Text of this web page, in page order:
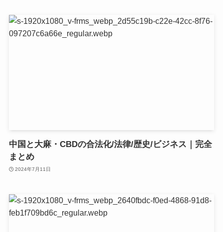
中国と大麻・CBDの合法化/法律/歴史/ビジネス｜完全
まとめ
2024年7月11日